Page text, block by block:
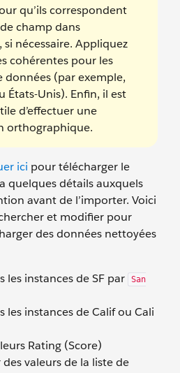
qu’ils correspondent
champ dans
si nécessaire. Appliquez
cohérentes pour les
données (par exemple,
États-Unis). Enfin, il est
d’effectuer une
orthographique.
ici pour télécharger le
quelques détails auxquels
avant de l’importer. Voici
et modifier pour
des données nettoyées
les instances de SF par
San
les instances de Calif ou Cali
Rating (Score)
valeurs de la liste de